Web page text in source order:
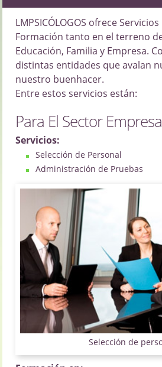
LMPSICÓLOGOS ofrece
Formación tanto en el terreno
Educación, Familia y Empresa.
distintas entidades que avalan
nuestro buenhacer.
Entre estos servicios están:
Para El Sector Empresa
Servicios:
Selección de Personal
Administración de Pruebas
Selección de